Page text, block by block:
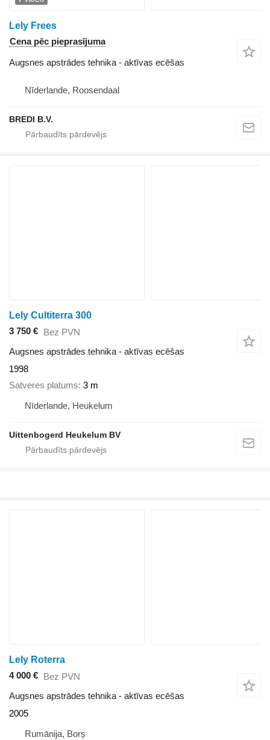
Lely Frees
Cena pēc pieprasījuma
Augsnes apstrādes tehnika - aktīvas ecēšas
Nīderlande, Roosendaal
BREDI B.V.
Lely Cultiterra 300
3 750 € Bez PVN
Augsnes apstrādes tehnika - aktīvas ecēšas
1998
Satveres platums 3 m
Nīderlande, Heukelum
Uittenbogerd Heukelum BV
Lely Roterra
4 000 € Bez PVN
Augsnes apstrādes tehnika - aktīvas ecēšas
2005
Rumānija, Borș